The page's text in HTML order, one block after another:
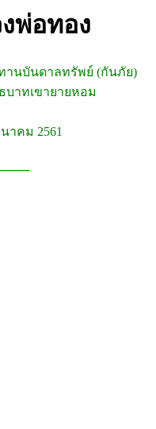
พ่อทอง
านบันดาลทรัพย์ (กันภัย)
บาทเขายายหอม
าคม 2561